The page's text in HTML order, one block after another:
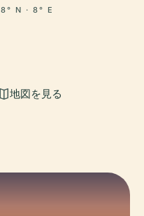
N · 8° E
地図を見る